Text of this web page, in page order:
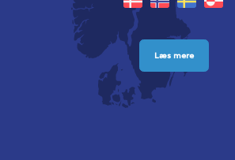
Læs mere